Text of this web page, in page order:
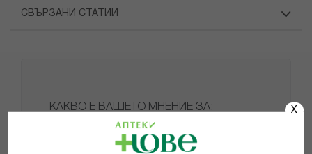
X
СВЪРЗАНИ СТАТИИ
КАКВО Е ВАШЕТО МНЕНИЕ ЗА:
КУИКЛАЙН РЕПЕЛЕНТ АЕРОЗОЛ
ПРОТИВ КОМАРИ 100МЛ